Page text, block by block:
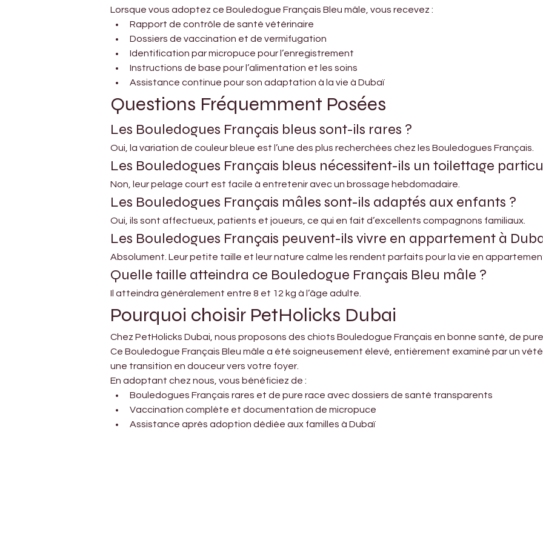
Lorsque vous adoptez ce Bouledogue Français Bleu mâle, vous recevez :
Rapport de contrôle de santé vétérinaire
Dossiers de vaccination et de vermifugation
Identification par micropuce pour l’enregistrement
Instructions de base pour l’alimentation et les soins
Assistance continue pour son adaptation à la vie à Dubaï
Questions Fréquemment Posées
Les Bouledogues Français bleus sont-ils rares ?
Oui, la variation de couleur bleue est l’une des plus recherchées chez les Bouledogues Français.
Les Bouledogues Français bleus nécessitent-ils un toilettage
Non, leur pelage court est facile à entretenir avec un brossage hebdomadaire.
Les Bouledogues Français mâles sont-ils adaptés aux enfants ?
Oui, ils sont affectueux, patients et joueurs, ce qui en fait d’excellents compagnons familiaux.
Les Bouledogues Français peuvent-ils vivre en appartement à
Absolument. Leur petite taille et leur nature calme les rendent parfaits pour la vie en
Quelle taille atteindra ce Bouledogue Français Bleu mâle ?
Il atteindra généralement entre 8 et 12 kg à l’âge adulte.
Pourquoi choisir PetHolicks Dubai
Chez PetHolicks Dubai, nous proposons des chiots Bouledogue Français en bonne santé, de
Ce Bouledogue Français Bleu mâle a été soigneusement élevé, entièrement examiné par un
une transition en douceur vers votre foyer.
En adoptant chez nous, vous bénéficiez de :
Bouledogues Français rares et de pure race avec dossiers de santé transparents
Vaccination complète et documentation de micropuce
Assistance après adoption dédiée aux familles à Dubaï